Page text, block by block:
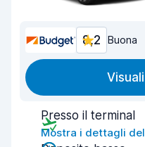
8,2 Buona
Presso il terminal
Mostra i dettagli